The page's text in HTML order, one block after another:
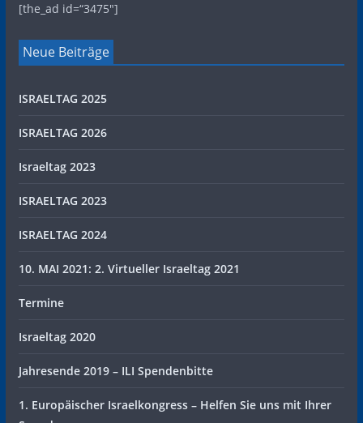
[the_ad id=“3475″]
Neue Beiträge
ISRAELTAG 2025
ISRAELTAG 2026
Israeltag 2023
ISRAELTAG 2023
ISRAELTAG 2024
10. MAI 2021: 2. Virtueller Israeltag 2021
Termine
Israeltag 2020
Jahresende 2019 – ILI Spendenbitte
1. Europäischer Israelkongress – Helfen Sie uns mit Ihrer